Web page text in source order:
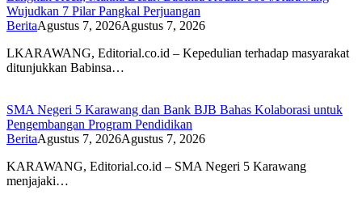
Wujudkan 7 Pilar Pangkal Perjuangan
BeritaAgustus 7, 2026Agustus 7, 2026
LKARAWANG, Editorial.co.id – Kepedulian terhadap masyarakat
ditunjukkan Babinsa…
SMA Negeri 5 Karawang dan Bank BJB Bahas Kolaborasi untuk
Pengembangan Program Pendidikan
BeritaAgustus 7, 2026Agustus 7, 2026
KARAWANG, Editorial.co.id – SMA Negeri 5 Karawang
menjajaki…